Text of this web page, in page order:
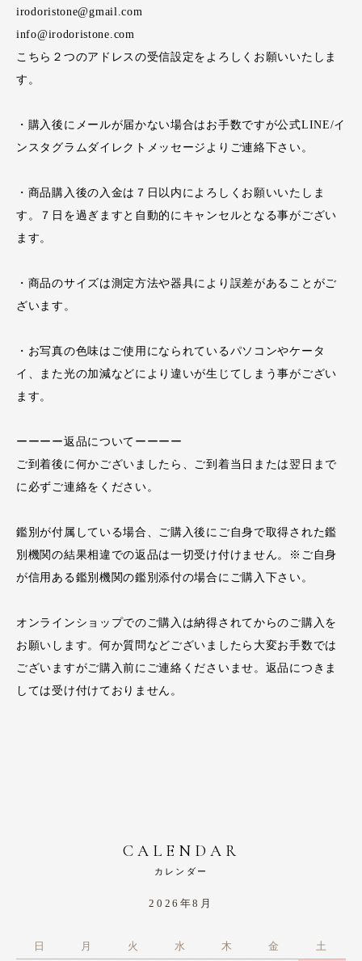
irodoristone@gmail.com
info@irodoristone.com
こちら２つのアドレスの受信設定をよろしくお願いいたしま
す。
・購入後にメールが届かない場合はお手数ですが公式LINE/イ
ンスタグラムダイレクトメッセージよりご連絡下さい。
・商品購入後の入金は７日以内によろしくお願いいたしま
す。７日を過ぎますと自動的にキャンセルとなる事がござい
ます。
・商品のサイズは測定方法や器具により誤差があることがご
ざいます。
・お写真の色味はご使用になられているパソコンやケータ
イ、また光の加減などにより違いが生じてしまう事がござい
ます。
ーーーー返品についてーーーー
ご到着後に何かございましたら、ご到着当日または翌日まで
に必ずご連絡をください。
鑑別が付属している場合、ご購入後にご自身で取得された鑑
別機関の結果相違での返品は一切受け付けません。※ご自身
が信用ある鑑別機関の鑑別添付の場合にご購入下さい。
オンラインショップでのご購入は納得されてからのご購入を
お願いします。何か質問などございましたら大変お手数では
ございますがご購入前にご連絡くださいませ。返品につきま
しては受け付けておりません。
CALENDAR
カレンダー
2026年8月
日 月 火 水 木 金 土